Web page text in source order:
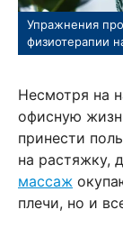
Упражнения
физиотерапии
Несмотря на
офисную
принести
на растяжку,
массаж
плечи, но и